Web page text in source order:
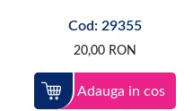
Cod: 29355
20,00 RON
Adauga in cos